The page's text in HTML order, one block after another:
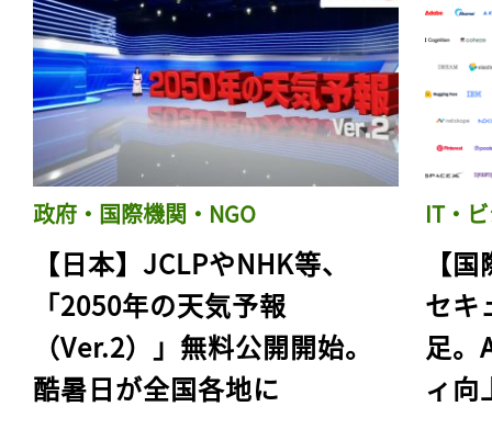
政府・国際機関・NGO
【日本】JCLPやNHK等、
「2050年の天気予報
（Ver.2）」無料公開開始。
酷暑日が全国各地に
IT・
【
セキ
足。
ィ向